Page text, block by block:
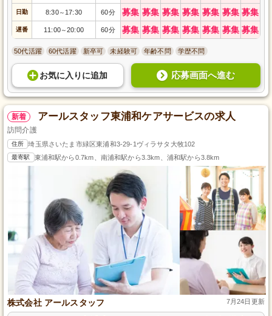
日勤 8:30～ 17:30 60分 募集 募集 募集 募集 募集 募集 募集
遅番 11:00～20:00 60分 募集 募集 募集 募集 募集 募集 募集
50代活躍 60代活躍 新卒可 未経験可 年齢不問 学歴不問
お気に入り に追加 応募画面へ進む
新着 アールスタッフ東浦和ケアサービスの求人
訪問介護
住所 埼玉県さいたま市緑区東浦和3-29-1ヴィラサタ大牧102
最寄駅 東浦和駅から0.7km、南浦和駅から3.3km、浦和駅から3.8km
株式会社 アールスタッフ 7月24日更新